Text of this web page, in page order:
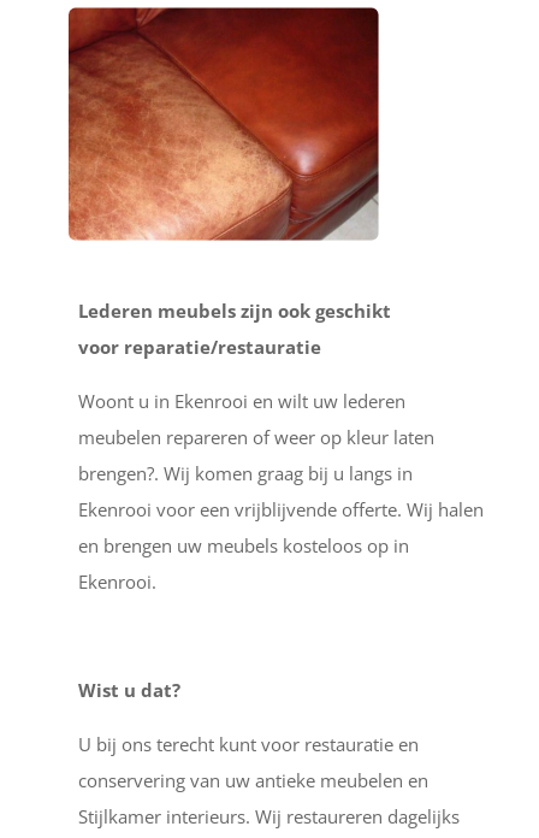
Lederen meubels zijn ook geschikt
voor reparatie/restauratie
Woont u in Ekenrooi en wilt uw lederen
meubelen repareren of weer op kleur laten
brengen?. Wij komen graag bij u langs in
Ekenrooi voor een vrijblijvende offerte. Wij halen
en brengen uw meubels kosteloos op in
Ekenrooi.
Wist u dat?
U bij ons terecht kunt voor restauratie en
conservering van uw antieke meubelen en
Stijlkamer interieurs. Wij restaureren dagelijks